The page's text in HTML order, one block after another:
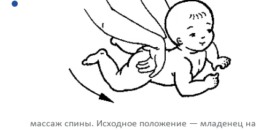
массаж спины. Исходное положение — младенец на